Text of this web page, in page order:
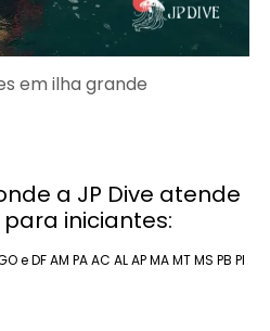
em ilha grande
a JP Dive atende
iniciantes:
e DFAM PAAC ALAPMAMTMS PB PI